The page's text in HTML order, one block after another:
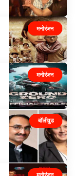
मनोरंजन
मनोरंजन
बॉलीवुड